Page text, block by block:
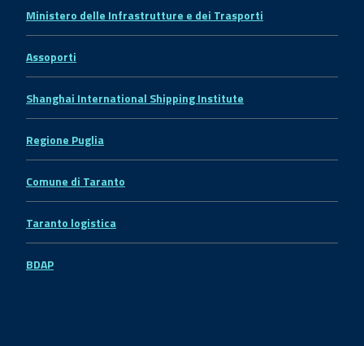
Ministero delle Infrastrutture e dei Trasporti
Assoporti
Shanghai International Shipping Institute
Regione Puglia
Comune di Taranto
Taranto logistica
BDAP